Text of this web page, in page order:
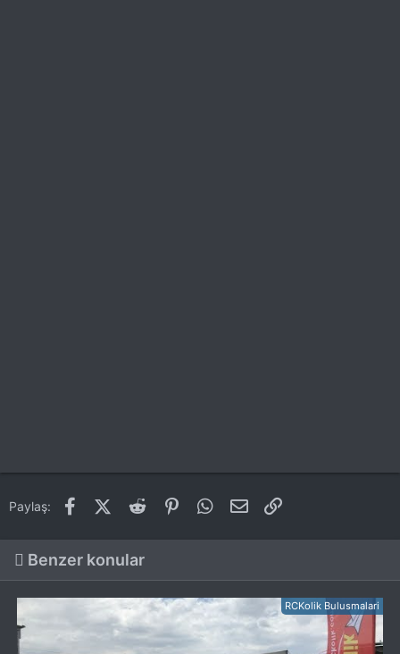
Paylaş: FacebookX (Twitter)
Reddit PinterestWhatsApp
E-posta
Benzer konular
RCKolik Bulusmalari